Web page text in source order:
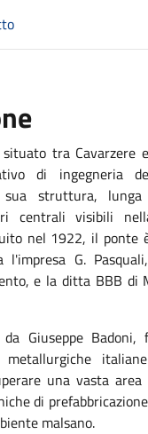
tra Cavarzere
di ingegneria
sua struttura,
centrali visibili
nel 1922, il ponte
l'impresa G.
e la ditta BBB di
Giuseppe
una vasta area
di
malsano.